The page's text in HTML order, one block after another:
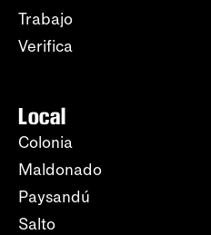
Trabajo
Verifica
Local
Colonia
Maldonado
Paysandú
Salto